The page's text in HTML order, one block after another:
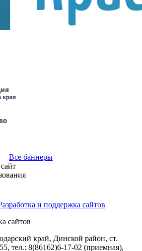
Все баннеры
и поддержка сайтов
сайтов
край, Динской район, ст.
тел.: 8(86162)6-17-02 (приемная),